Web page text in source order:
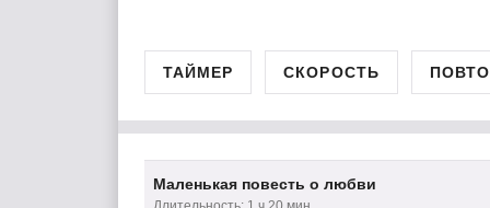
ТАЙМЕР СКОРОСТЬ
Маленькая повесть о любви